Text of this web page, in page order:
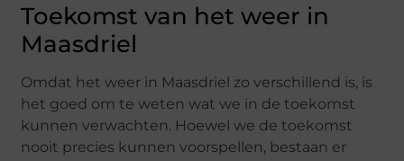
Toekomst van het weer in
Maasdriel
Omdat het weer in Maasdriel zo verschillend is, is
het goed om te weten wat we in de toekomst
kunnen verwachten. Hoewel we de toekomst
nooit precies kunnen voorspellen, bestaan er